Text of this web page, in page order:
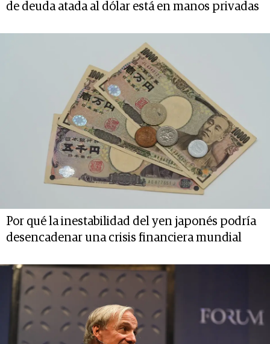
de deuda atada al dólar está en manos privadas
Por qué la inestabilidad del yen japonés podría
desencadenar una crisis financiera mundial